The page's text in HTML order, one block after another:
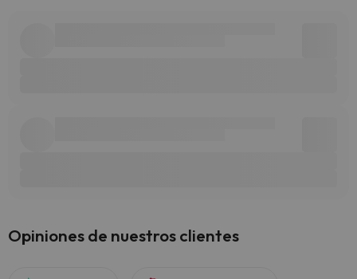
Opiniones de nuestros clientes